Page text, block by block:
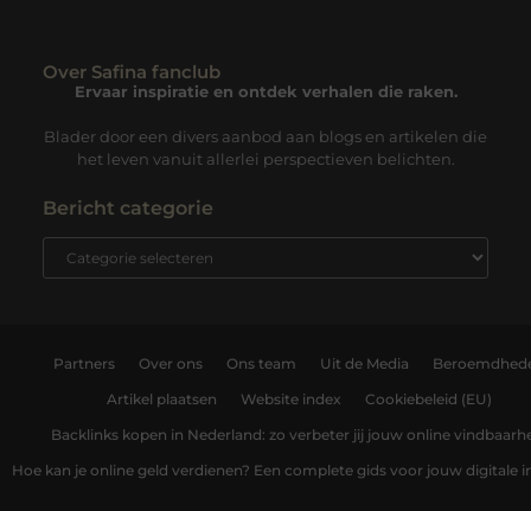
Over Safina fanclub
Ervaar inspiratie en ontdek verhalen die raken.
Blader door een divers aanbod aan blogs en artikelen die
het leven vanuit allerlei perspectieven belichten.
Bericht categorie
Partners Over ons Ons team Uit de Media
Artikel plaatsen Website index Cookiebeleid (EU)
Backlinks kopen in Nederland: zo verbeter jij jouw online
Hoe kan je online geld verdienen? Een complete gids voor jouw digitale